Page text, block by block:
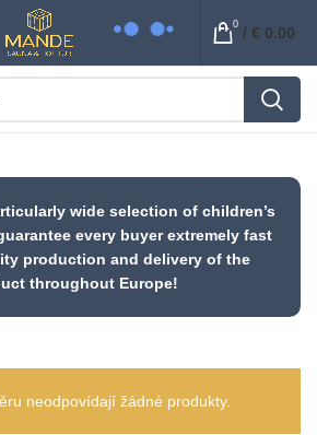
0 / € 0.00
wide selection of children’s
every buyer extremely fast
production and delivery of the
throughout Europe!
neodpovídají žádné produkty.